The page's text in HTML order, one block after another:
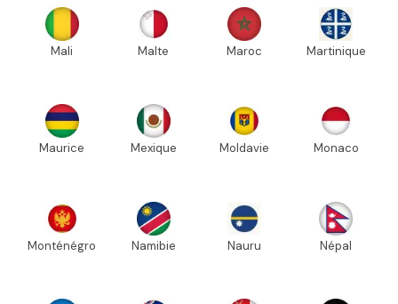
Mali Malte Maroc Martinique
Maurice Mexique Moldavie Monaco
Monténégro Namibie Nauru Népal